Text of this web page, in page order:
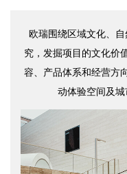
欧瑞围绕区域文化、
究，发掘项目的文化价
容、产品体系和经营方
动体验空间及城